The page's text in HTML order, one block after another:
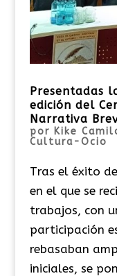
Presentadas
edición del
Narrativa
por Kike
Cultura-Ocio
Tras el éxito
en el que se
trabajos, con
participación
rebasaban
iniciales, se